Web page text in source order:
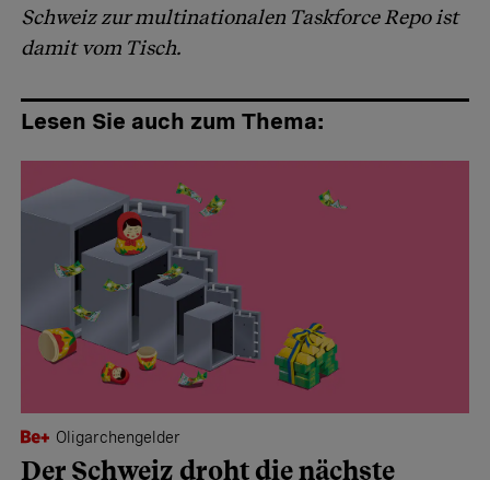
Schweiz zur multinationalen Taskforce Repo ist
damit vom Tisch.
Lesen Sie auch zum Thema:
Oligarchengelder
Der Schweiz droht die nächste